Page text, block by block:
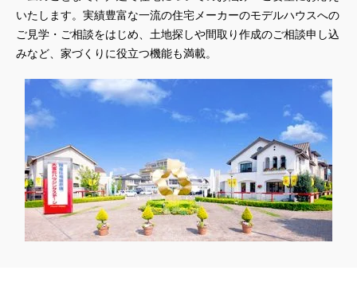
いたします。実績豊富な一流の住宅メーカーのモデルハウスへの
ご見学・ご相談をはじめ、土地探しや間取り作成のご相談申し込
みなど、家づくりに役立つ機能も満載。